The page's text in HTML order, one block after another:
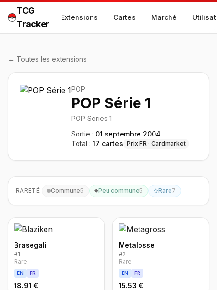
TCG
Tracker
Extensions Cartes Marché
← Toutes les extensions
POP
POP Série 1
POP Series 1
Sortie : 01 septembre 2004
Total : 17 cartes Prix FR · Cardmarket
RARETÉ Commune5 Peu commune5 Rare7
Brasegali
#1
Rare
EN FR
18.91 €
Metalosse
#2
Rare
EN FR
15.53 €